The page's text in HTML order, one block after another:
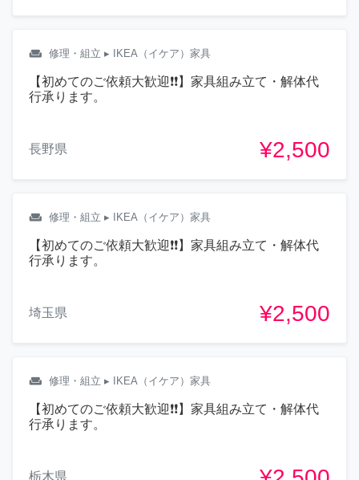
weekend 修理・組立 ▸ IKEA（イケア）家具
【初めてのご依頼大歓迎❗❗】家具組み立て・解体代
行承ります。
長野県 ¥2,500
weekend 修理・組立 ▸ IKEA（イケア）家具
【初めてのご依頼大歓迎❗❗】家具組み立て・解体代
行承ります。
埼玉県 ¥2,500
weekend 修理・組立 ▸ IKEA（イケア）家具
【初めてのご依頼大歓迎❗❗】家具組み立て・解体代
行承ります。
栃木県